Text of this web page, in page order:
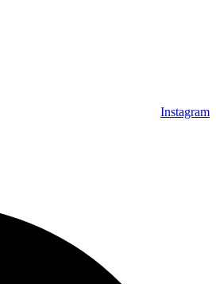
Instagram